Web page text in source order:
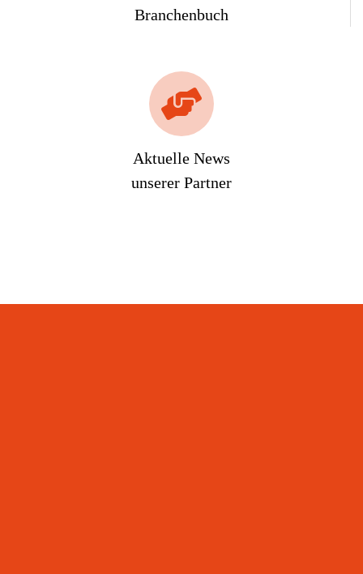
Branchenbuch
Aktuelle News
unserer Partner